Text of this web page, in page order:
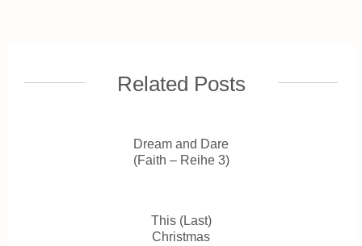
Related Posts
Dream and Dare
(Faith – Reihe 3)
This (Last)
Christmas